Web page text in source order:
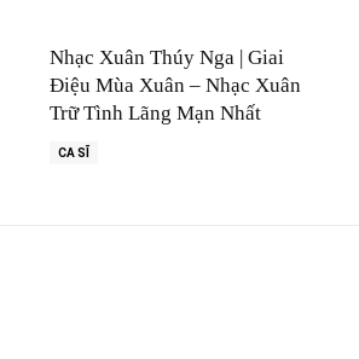
Nhạc Xuân Thúy Nga | Giai
Điệu Mùa Xuân – Nhạc Xuân
Trữ Tình Lãng Mạn Nhất
CA SĨ